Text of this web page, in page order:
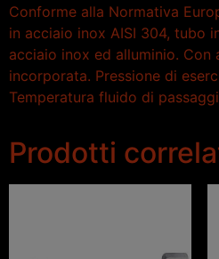
Conforme alla Normativa
in acciaio inox AISI 304, tubo
acciaio inox ed alluminio. Con
incorporata. Pressione di
Temperatura fluido di
Prodotti